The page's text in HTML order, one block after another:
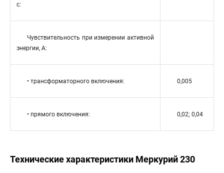
с:
Чувствительность при измерении активной
энергии, А:
• трансформаторного включения: 0,005
• прямого включения: 0,02; 0,04
Технические характеристики Меркурий 230